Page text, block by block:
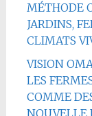
MÉTHODE
JARDINS,
CLIMATS
VISION
LES
COMME